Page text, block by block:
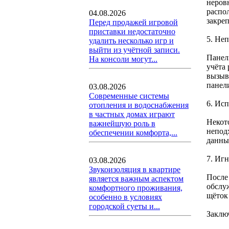
04.08.2026
Перед продажей игровой
приставки недостаточно
удалить несколько игр и
выйти из учётной записи.
На консоли могут...
03.08.2026
Современные системы
отопления и водоснабжения
в частных домах играют
важнейшую роль в
обеспечении комфорта,...
03.08.2026
Звукоизоляция в квартире
является важным аспектом
комфортного проживания,
особенно в условиях
городской суеты и...
5.
учёта
6.
7.
После